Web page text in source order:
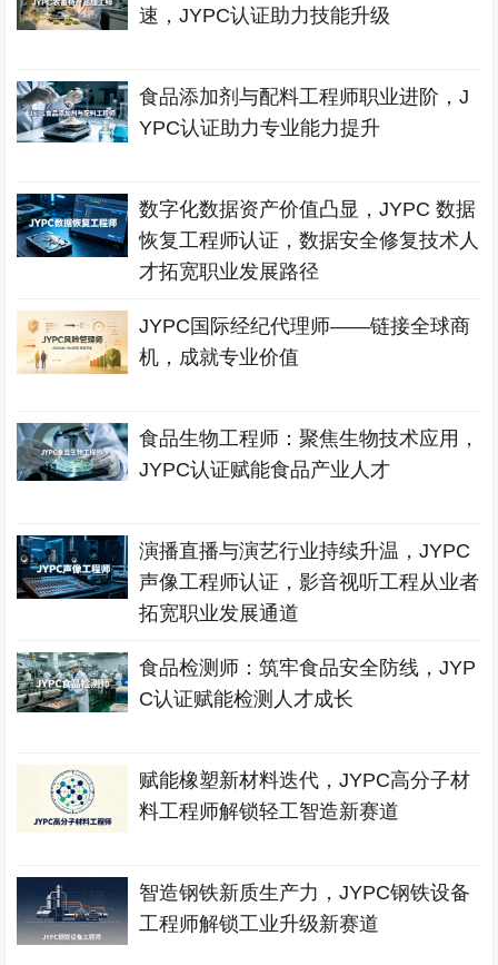
速，JYPC认证助力技能升级
食品添加剂与配料工程师职业进阶，J
YPC认证助力专业能力提升
数字化数据资产价值凸显，JYPC 数据
恢复工程师认证，数据安全修复技术人
才拓宽职业发展路径
JYPC国际经纪代理师——链接全球商
机，成就专业价值
食品生物工程师：聚焦生物技术应用，
JYPC认证赋能食品产业人才
演播直播与演艺行业持续升温，JYPC
声像工程师认证，影音视听工程从业者
拓宽职业发展通道
食品检测师：筑牢食品安全防线，JYP
C认证赋能检测人才成长
赋能橡塑新材料迭代，JYPC高分子材
料工程师解锁轻工智造新赛道
智造钢铁新质生产力，JYPC钢铁设备
工程师解锁工业升级新赛道